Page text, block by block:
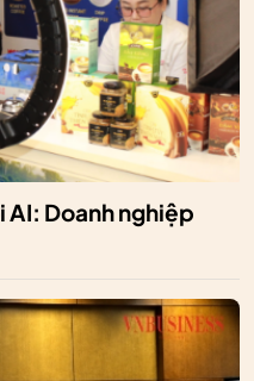
Doanh nghiệp